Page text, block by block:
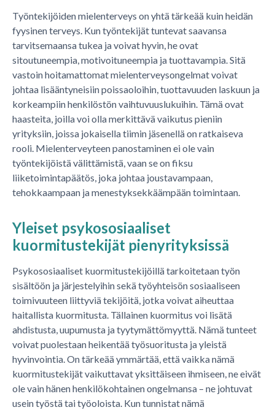
Työntekijöiden mielenterveys on yhtä tärkeää kuin heidän
fyysinen terveys. Kun työntekijät tuntevat saavansa
tarvitsemaansa tukea ja voivat hyvin, he ovat
sitoutuneempia, motivoituneempia ja tuottavampia. Sitä
vastoin hoitamattomat mielenterveysongelmat voivat
johtaa lisääntyneisiin poissaoloihin, tuottavuuden laskuun ja
korkeampiin henkilöstön vaihtuvuuslukuihin. Tämä ovat
haasteita, joilla voi olla merkittävä vaikutus pieniin
yrityksiin, joissa jokaisella tiimin jäsenellä on ratkaiseva
rooli. Mielenterveyteen panostaminen ei ole vain
työntekijöistä välittämistä, vaan se on fiksu
liiketoimintapäätös, joka johtaa joustavampaan,
tehokkaampaan ja menestyksekkäämpään toimintaan.
Yleiset psykososiaaliset
kuormitustekijät pienyrityksissä
Psykososiaaliset kuormitustekijöillä tarkoitetaan työn
sisältöön ja järjestelyihin sekä työyhteisön sosiaaliseen
toimivuuteen liittyviä tekijöitä, jotka voivat aiheuttaa
haitallista kuormitusta. Tällainen kuormitus voi lisätä
ahdistusta, uupumusta ja tyytymättömyyttä. Nämä tunteet
voivat puolestaan heikentää työsuoritusta ja yleistä
hyvinvointia. On tärkeää ymmärtää, että vaikka nämä
kuormitustekijät vaikuttavat yksittäiseen ihmiseen, ne eivät
ole vain hänen henkilökohtainen ongelmansa – ne johtuvat
usein työstä tai työoloista. Kun tunnistat nämä